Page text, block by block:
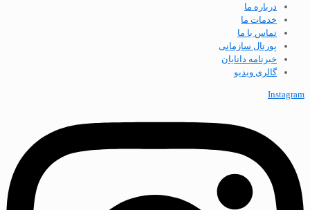
درباره ما
خدمات ما
تماس با ما
پورتال سازمانی
خبرنامه دانایان
گالری ویدیو
Instagram